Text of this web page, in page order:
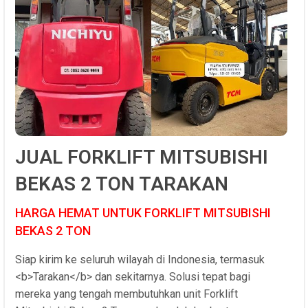
JUAL FORKLIFT MITSUBISHI
BEKAS 2 TON TARAKAN
HARGA HEMAT UNTUK FORKLIFT MITSUBISHI
BEKAS 2 TON
Siap kirim ke seluruh wilayah di Indonesia, termasuk
<b>Tarakan</b> dan sekitarnya. Solusi tepat bagi
mereka yang tengah membutuhkan unit Forklift